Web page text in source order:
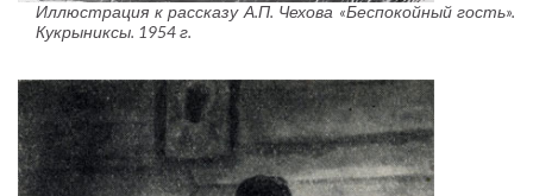
Иллюстрация к рассказу А.П. Чехова «Беспокойный гость».
Кукрыниксы. 1954 г.